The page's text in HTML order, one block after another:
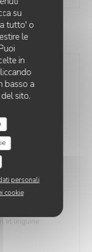
su
tutto' o
le
in
basso a
sito.
personali
cookie
al pesto
de parmesan
frites
milanese
pomodoro
et linguine